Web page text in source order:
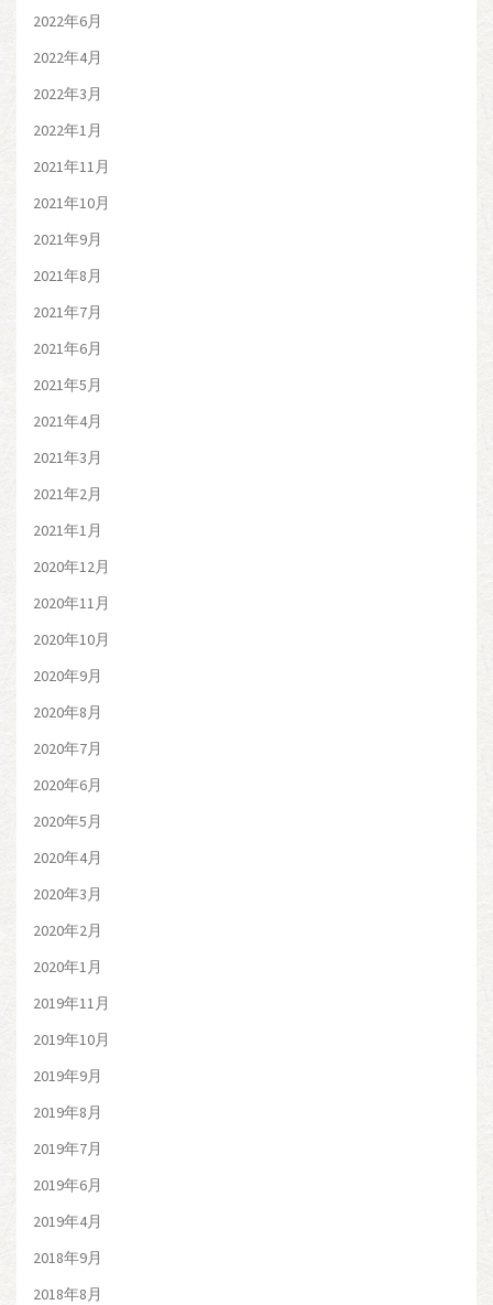
2022年6月
2022年4月
2022年3月
2022年1月
2021年11月
2021年10月
2021年9月
2021年8月
2021年7月
2021年6月
2021年5月
2021年4月
2021年3月
2021年2月
2021年1月
2020年12月
2020年11月
2020年10月
2020年9月
2020年8月
2020年7月
2020年6月
2020年5月
2020年4月
2020年3月
2020年2月
2020年1月
2019年11月
2019年10月
2019年9月
2019年8月
2019年7月
2019年6月
2019年4月
2018年9月
2018年8月